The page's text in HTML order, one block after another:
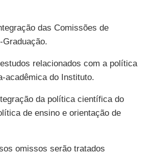
das Comissões de
Graduação.
relacionados com a política
acadêmica do Instituto.
da política científica do
de ensino e orientação de
omissos serão tratados